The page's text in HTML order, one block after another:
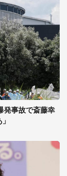
発事故で斎藤幸